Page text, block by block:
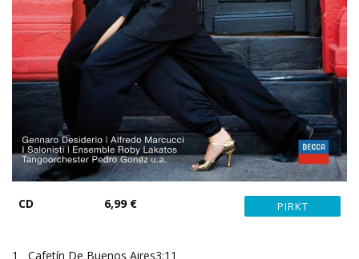
CD 6,99 €
1 Cafetín De Buenos Aires3:11